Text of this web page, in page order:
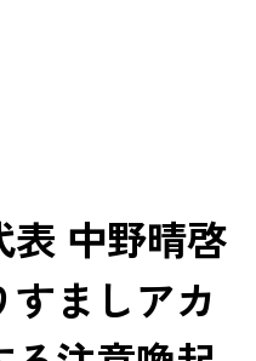
表 中野晴啓
ましアカ